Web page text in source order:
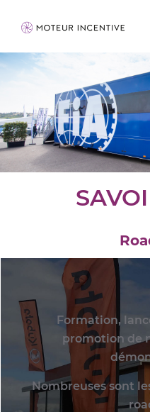
Formation,
promotion de
Nombreuses sont